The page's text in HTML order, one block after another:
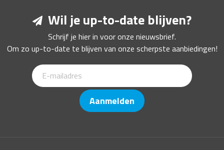
Wil je up-to-date blijven?
Schrijf je hier in voor onze nieuwsbrief.
Om zo up-to-date te blijven van onze scherpste aanbiedingen!
Aanmelden